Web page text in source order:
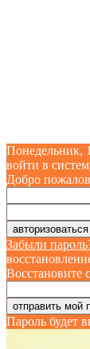
Понедельник,
войти в
Добро
Забыли
Восстановите
Пароль будет